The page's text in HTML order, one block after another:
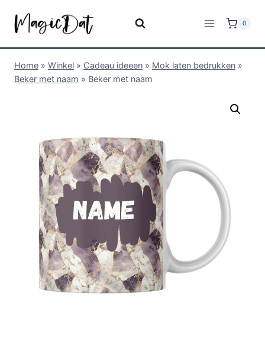
0
Home » Winkel » Cadeau ideeen » Mok laten bedrukken »
Beker met naam » Beker met naam